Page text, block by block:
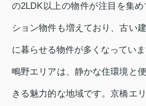
の2LDK以上の物件が注目を集
ション物件も増えており、古い
に暮らせる物件が多くなっていま
鴫野エリアは、静かな住環境と
きる魅力的な地域です。京橋エ